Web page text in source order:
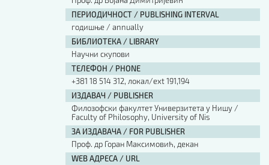
ПЕРИОДИЧНОСТ / PUBLISHING INTERVAL
годишње / annually
БИБЛИОТЕКА / LIBRARY
Научни скупови
ТЕЛЕФОН / PHONE
+381 18 514 312, локал/ext 191,194
ИЗДАВАЧ / PUBLISHER
Филозофски факултет Универзитета у Нишу /
Faculty of Philosophy, University of Nis
ЗА ИЗДАВАЧА / FOR PUBLISHER
Проф. др Горан Максимовић, декан
WEB АДРЕСА / URL